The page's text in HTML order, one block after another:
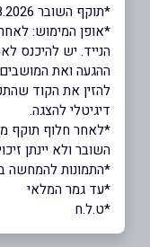
*תוקף השובר 24.08.2026
*אופן המימוש:
הנייד. יש להיכנס
ההגעה ואת
להזין את הקוד
דיגיטלי להצגה.
*לאחר חלוף תוקף
השובר ולא יינתן
*התמונות להמחשה
*עד גמר המלאי
*ט.ל.ח